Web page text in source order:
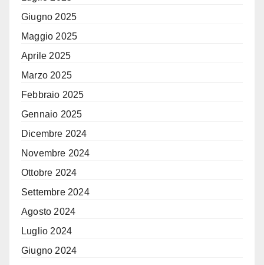
Giugno 2025
Maggio 2025
Aprile 2025
Marzo 2025
Febbraio 2025
Gennaio 2025
Dicembre 2024
Novembre 2024
Ottobre 2024
Settembre 2024
Agosto 2024
Luglio 2024
Giugno 2024